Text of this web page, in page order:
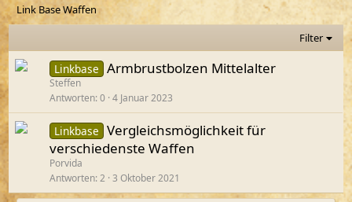
Link Base Waffen
Filter
Linkbase Armbrustbolzen Mittelalter
Steffen
Antworten 0 4 Januar 2023
Linkbase Vergleichsmöglichkeit für
verschiedenste Waffen
Porvida
Antworten 2 3 Oktober 2021